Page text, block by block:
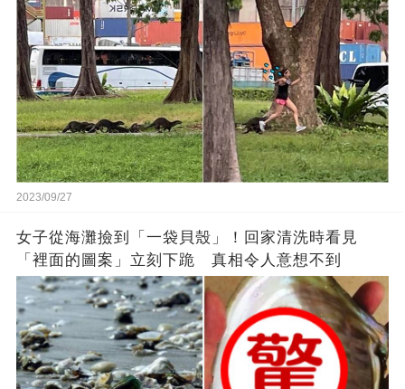
2023/09/27
女子從海灘撿到「一袋貝殼」！回家清洗時看見
「裡面的圖案」立刻下跪 真相令人意想不到